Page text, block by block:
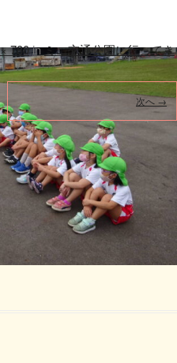
780inミニ交通公園に行ってき
次へ →